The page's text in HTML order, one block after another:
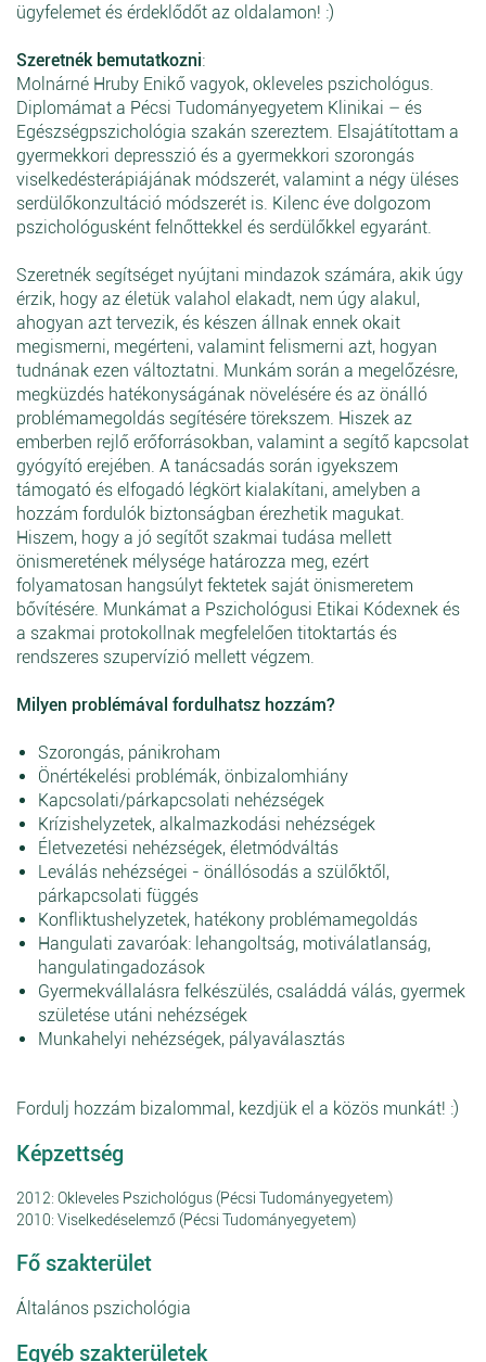
ügyfelemet és érdeklődőt az oldalamon! :)
Szeretnék bemutatkozni:
Molnárné Hruby Enikő vagyok, okleveles pszichológus.
Diplomámat a Pécsi Tudományegyetem Klinikai – és
Egészségpszichológia szakán szereztem. Elsajátítottam a
gyermekkori depresszió és a gyermekkori szorongás
viselkedésterápiájának módszerét, valamint a négy üléses
serdülőkonzultáció módszerét is. Kilenc éve dolgozom
pszichológusként felnőttekkel és serdülőkkel egyaránt.
Szeretnék segítséget nyújtani mindazok számára, akik úgy
érzik, hogy az életük valahol elakadt, nem úgy alakul,
ahogyan azt tervezik, és készen állnak ennek okait
megismerni, megérteni, valamint felismerni azt, hogyan
tudnának ezen változtatni. Munkám során a megelőzésre,
megküzdés hatékonyságának növelésére és az önálló
problémamegoldás segítésére törekszem. Hiszek az
emberben rejlő erőforrásokban, valamint a segítő kapcsolat
gyógyító erejében. A tanácsadás során igyekszem
támogató és elfogadó légkört kialakítani, amelyben a
hozzám fordulók biztonságban érezhetik magukat.
Hiszem, hogy a jó segítőt szakmai tudása mellett
önismeretének mélysége határozza meg, ezért
folyamatosan hangsúlyt fektetek saját önismeretem
bővítésére. Munkámat a Pszichológusi Etikai Kódexnek és
a szakmai protokollnak megfelelően titoktartás és
rendszeres szupervízió mellett végzem.
Milyen problémával fordulhatsz hozzám?
Szorongás, pánikroham
Önértékelési problémák, önbizalomhiány
Kapcsolati/párkapcsolati nehézségek
Krízishelyzetek, alkalmazkodási nehézségek
Életvezetési nehézségek, életmódváltás
Leválás nehézségei - önállósodás a szülőktől,
párkapcsolati függés
Konfliktushelyzetek, hatékony problémamegoldás
Hangulati zavaróak: lehangoltság, motiválatlanság,
hangulatingadozások
Gyermekvállalásra felkészülés, családdá válás, gyermek
születése utáni nehézségek
Munkahelyi nehézségek, pályaválasztás
Fordulj hozzám bizalommal, kezdjük el a közös munkát! :)
Képzettség
2012: Okleveles Pszichológus (Pécsi Tudományegyetem)
2010: Viselkedéselemző (Pécsi Tudományegyetem)
Fő szakterület
Általános pszichológia
Egyéb szakterületek